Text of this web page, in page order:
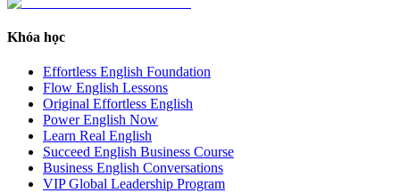
Khóa học
Effortless English Foundation
Flow English Lessons
Original Effortless English
Power English Now
Learn Real English
Succeed English Business Course
Business English Conversations
VIP Global Leadership Program